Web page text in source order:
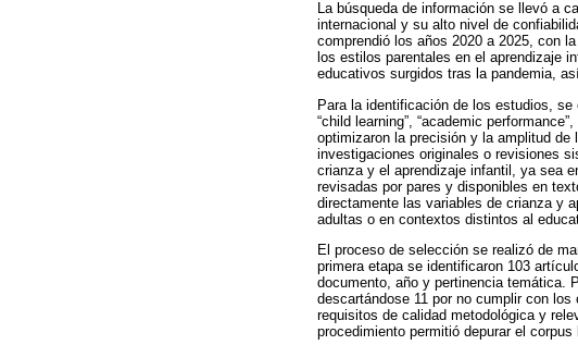
La búsqueda de información se llevó a
internacional y su alto nivel de
comprendió los años 2020 a 2025, con
los estilos parentales en el aprendizaje
educativos surgidos tras la pandemia,
Para la identificación de los estudios, se
“child learning”, “academic
optimizaron la precisión y la amplitud
investigaciones originales o revisiones
crianza y el aprendizaje infantil, ya sea
revisadas por pares y disponibles en
directamente las variables de crianza y
adultas o en contextos distintos al
El proceso de selección se realizó de
primera etapa se identificaron 103
documento, año y pertinencia temática.
descartándose 11 por no cumplir con
requisitos de calidad metodológica y
procedimiento permitió depurar el